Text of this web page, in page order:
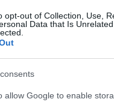
opt-out of Collection, Use,
Data that Is
allow Google to enable
han caído en el timo de
entrevista, aunque las
paso crucial es no
fraudulenta puede